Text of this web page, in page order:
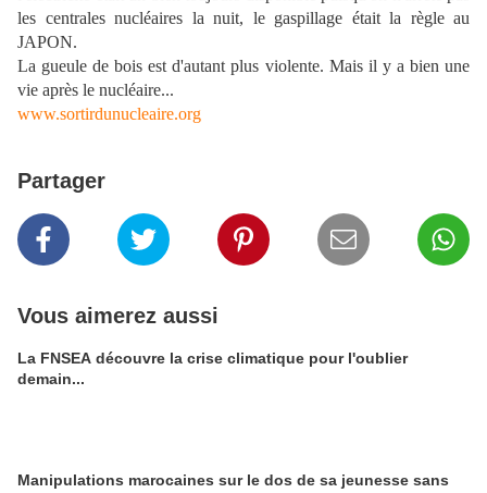
les centrales nucléaires la nuit, le gaspillage était la règle au
JAPON.
La gueule de bois est d'autant plus violente. Mais il y a bien une
vie après le nucléaire...
www.sortirdunucleaire.org
Partager
Vous aimerez aussi
La FNSEA découvre la crise climatique pour l'oublier
demain...
Manipulations marocaines sur le dos de sa jeunesse sans